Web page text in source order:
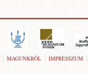
MAGUNKRÓL IMPRESSZUM